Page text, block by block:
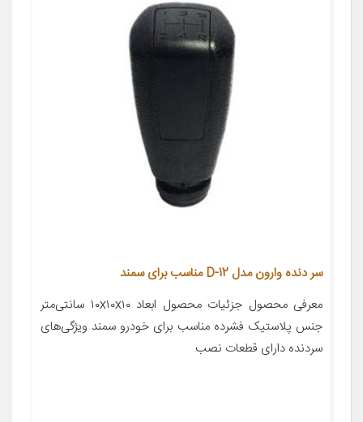
سر دنده وارون مدل D-12 مناسب برای سمند
معرفی محصول جزئیات محصول ابعاد ۱۰x۱۰x۱۰ سانتی‌متر
جنس پلاستیک فشرده مناسب برای خودرو سمند ویژگی‌های
سردنده دارای قطعات نصب